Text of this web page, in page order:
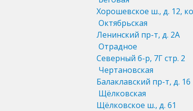
Хорошевское ш., д. 12,
Октябрьская
Ленинский пр-т, д. 2А
Отрадное
Северный б-р, 7Г стр. 2
Чертановская
Балаклавский пр-т, д. 16
Щёлковская
Щёлковское ш., д. 61